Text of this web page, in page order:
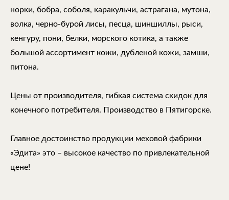
норки, бобра, соболя, каракульчи, астрагана, мутона,
волка, черно-бурой лисы, песца, шиншиллы, рыси,
кенгуру, пони, белки, морского котика, а также
большой ассортимент кожи, дубленой кожи, замши,
питона.
Цены от производителя, гибкая система скидок для
конечного потребителя. Производство в Пятигорске.
Главное достоинство продукции меховой фабрики
«Эдита» это – высокое качество по привлекательной
цене!